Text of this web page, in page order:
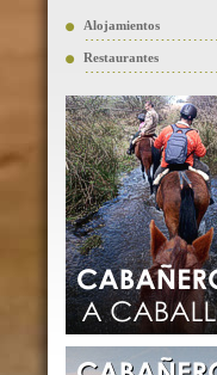
Alojamientos
Restaurantes